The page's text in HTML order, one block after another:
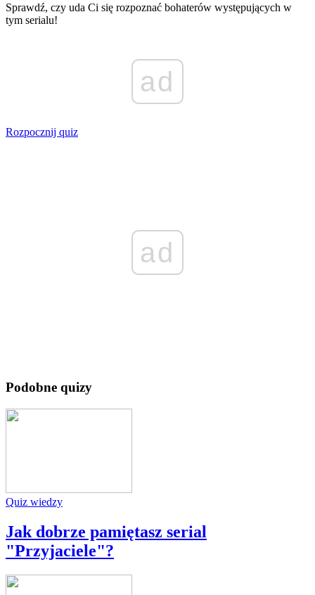
Sprawdź, czy uda Ci się rozpoznać bohaterów występujących w
tym serialu!
ad
Rozpocznij quiz
ad
Podobne quizy
Quiz wiedzy
Jak dobrze pamiętasz serial
"Przyjaciele"?